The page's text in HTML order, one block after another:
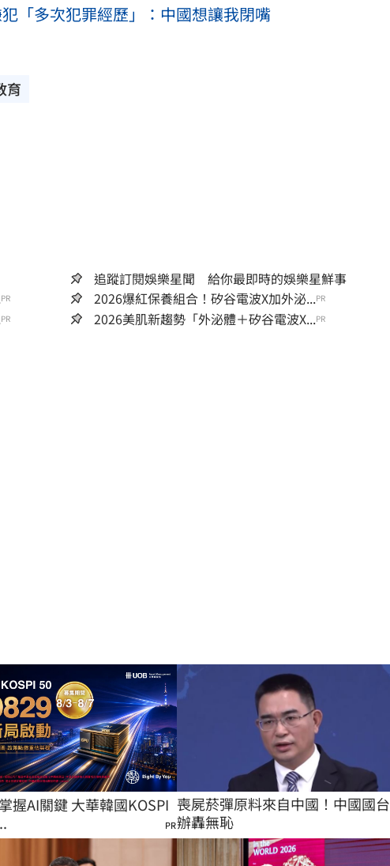
「多次犯罪經歷」：中國想讓我閉嘴
育
追蹤訂閱娛樂星聞 給你最即時的娛樂星鮮事
PR 2026爆紅保養組合！矽谷電波X加外泌...PR
PR 2026美肌新趨勢「外泌體＋矽谷電波X...PR
握AI關鍵 大華韓國KOSPI
PR
喪屍菸彈原料來自中國！中國國台
辦轟無恥